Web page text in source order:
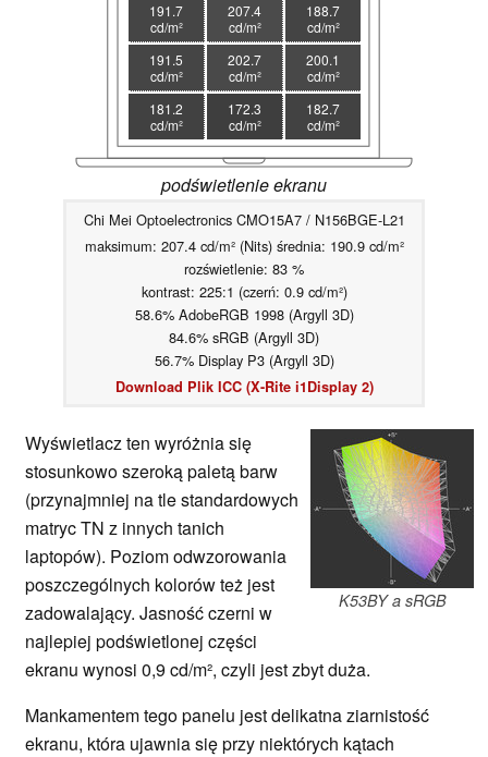
191.7
cd/m²
207.4
cd/m²
188.7
cd/m²
191.5
cd/m²
202.7
cd/m²
200.1
cd/m²
181.2
cd/m²
172.3
cd/m²
182.7
cd/m²
podświetlenie ekranu
Chi Mei Optoelectronics CMO15A7 / N156BGE-L21
maksimum: 207.4 cd/m² (Nits) średnia: 190.9 cd/m²
rozświetlenie: 83 %
kontrast: 225:1 (czerń: 0.9 cd/m²)
58.6% AdobeRGB 1998 (Argyll 3D)
84.6% sRGB (Argyll 3D)
56.7% Display P3 (Argyll 3D)
Download Plik ICC (X-Rite i1Display 2)
K53BY a sRGB
Wyświetlacz ten wyróżnia się
stosunkowo szeroką paletą barw
(przynajmniej na tle standardowych
matryc TN z innych tanich
laptopów). Poziom odwzorowania
poszczególnych kolorów też jest
zadowalający. Jasność czerni w
najlepiej podświetlonej części
ekranu wynosi 0,9 cd/m², czyli jest zbyt duża.
Mankamentem tego panelu jest delikatna ziarnistość
ekranu, która ujawnia się przy niektórych kątach